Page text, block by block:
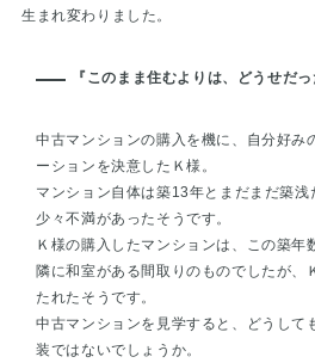
生まれ変わりました。
『このまま住むよりは、どうせだっ
中古マンションの購入を機に、自分好み
ーションを決意したＫ様。
マンション自体は築13年とまだまだ築浅
少々不満があったそうです。
Ｋ様の購入したマンションは、この築年
隣に和室がある間取りのものでしたが、
たれたそうです。
中古マンションを見学すると、どうして
装ではないでしょうか。